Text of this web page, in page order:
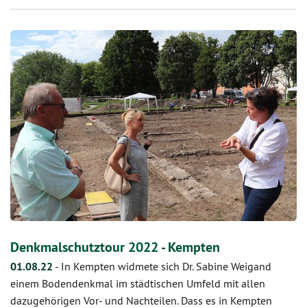
Denkmalschutztour 2022 - Kempten
01.08.22 - In Kempten widmete sich Dr. Sabine Weigand
einem Bodendenkmal im städtischen Umfeld mit allen
dazugehörigen Vor- und Nachteilen. Dass es in Kempten